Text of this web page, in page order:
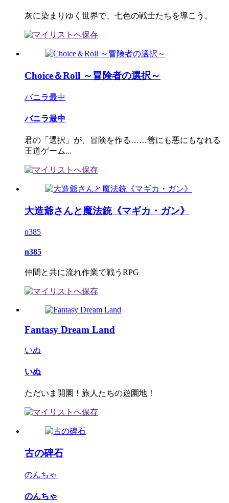
灰に染まりゆく世界で、七色の戦士たちを導こう。
Choice＆Roll ～冒険者の選択～
バニラ最中
バニラ最中
君の「選択」が、冒険を作る……善にも悪にもなれる
王道ゲーム...
大造爺さんと魔法銃《マギカ・ガン》
n385
n385
仲間と共に流れ作業で戦うRPG
Fantasy Dream Land
いぬ
いぬ
ただいま開園！旅人たちの遊園地！
古の碑石
のんちゃ
のんちゃ